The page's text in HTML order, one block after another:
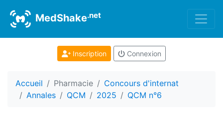
MedShake.net
Inscription Connexion
Accueil Pharmacie
Concours d'internat
Annales
QCM 2025 QCM n°6